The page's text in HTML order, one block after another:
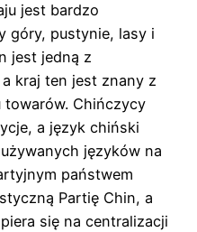
jest bardzo
góry, pustynie, lasy i
jest jedną z
kraj ten jest znany z
Chińczycy
a język chiński
języków na
państwem
Partię Chin, a
się na centralizacji